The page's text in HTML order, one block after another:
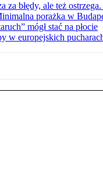
za błędy, ale też
porażka w
mógł stać na płocie
w europejskich